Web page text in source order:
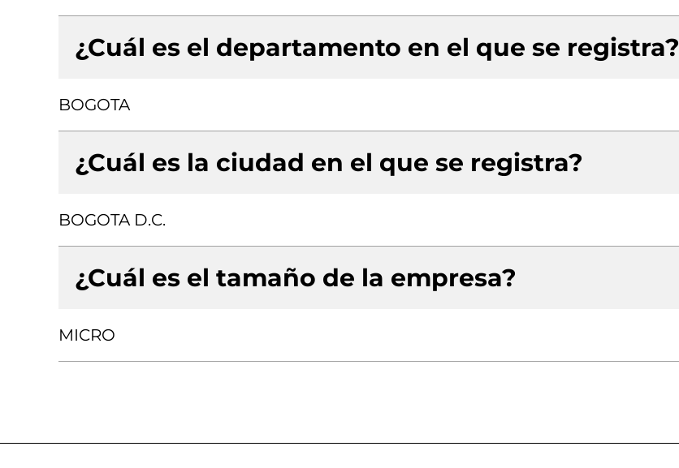
¿Cuál es el departamento en el que se registra?
BOGOTA
¿Cuál es la ciudad en el que se registra?
BOGOTA D.C.
¿Cuál es el tamaño de la empresa?
MICRO